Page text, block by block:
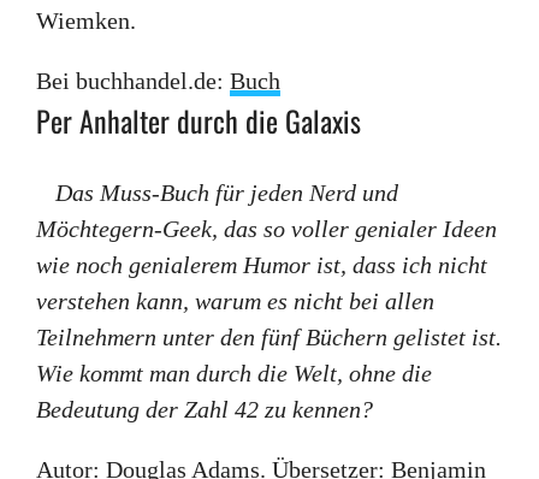
Wiemken.
Bei buchhandel.de: Buch
Per Anhalter durch die Galaxis
Das Muss-Buch für jeden Nerd und
Möchtegern-Geek, das so voller genialer Ideen
wie noch genialerem Humor ist, dass ich nicht
verstehen kann, warum es nicht bei allen
Teilnehmern unter den fünf Büchern gelistet ist.
Wie kommt man durch die Welt, ohne die
Bedeutung der Zahl 42 zu kennen?
Autor: Douglas Adams. Übersetzer: Benjamin